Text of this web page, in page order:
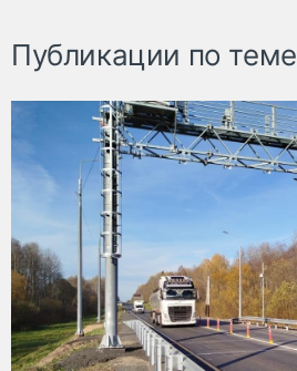
Публикации по теме